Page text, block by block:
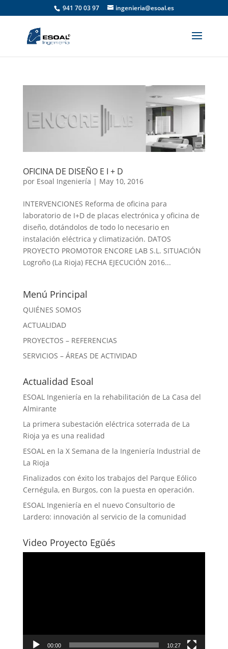
941 70 03 97 ingenieria@esoal.es
OFICINA DE DISEÑO E I + D
por Esoal Ingeniería | May 10, 2016
INTERVENCIONES Reforma de oficina para
laboratorio de I+D de placas electrónica y oficina de
diseño, dotándolos de todo lo necesario en
instalación eléctrica y climatización. DATOS
PROYECTO PROMOTOR ENCORE LAB S.L. SITUACIÓN
Logroño (La Rioja) FECHA EJECUCIÓN 2016...
Menú Principal
QUIÉNES SOMOS
ACTUALIDAD
PROYECTOS – REFERENCIAS
SERVICIOS – ÁREAS DE ACTIVIDAD
Actualidad Esoal
ESOAL Ingeniería en la rehabilitación de La Casa del
Almirante
La primera subestación eléctrica soterrada de La
Rioja ya es una realidad
ESOAL en la X Semana de la Ingeniería Industrial de
La Rioja
Finalizados con éxito los trabajos del Parque Eólico
Cernégula, en Burgos, con la puesta en operación.
ESOAL Ingeniería en el nuevo Consultorio de
Lardero: innovación al servicio de la comunidad
Video Proyecto Egüés
00:00 10:27